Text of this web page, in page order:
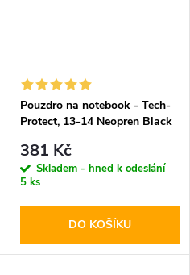
Pouzdro na notebook - Tech-
Protect, 13-14 Neopren Black
381 Kč
Skladem - hned k odeslání
5 ks
DO KOŠÍKU